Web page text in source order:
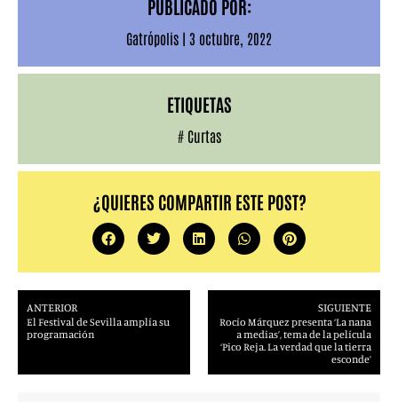
PUBLICADO POR:
Gatrópolis | 3 octubre, 2022
ETIQUETAS
# Curtas
¿QUIERES COMPARTIR ESTE POST?
ANTERIOR
El Festival de Sevilla amplía su
programación
SIGUIENTE
Rocío Márquez presenta ‘La nana
a medias’, tema de la película
‘Pico Reja. La verdad que la tierra
esconde’